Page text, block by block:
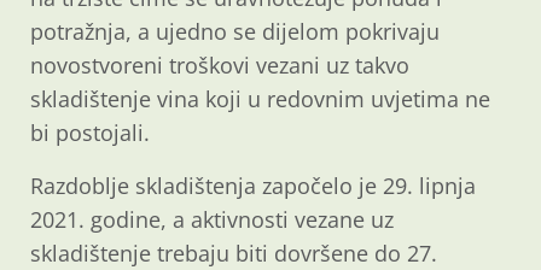
potražnja, a ujedno se dijelom pokrivaju
novostvoreni troškovi vezani uz takvo
skladištenje vina koji u redovnim uvjetima ne
bi postojali.
Razdoblje skladištenja započelo je 29. lipnja
2021. godine, a aktivnosti vezane uz
skladištenje trebaju biti dovršene do 27.